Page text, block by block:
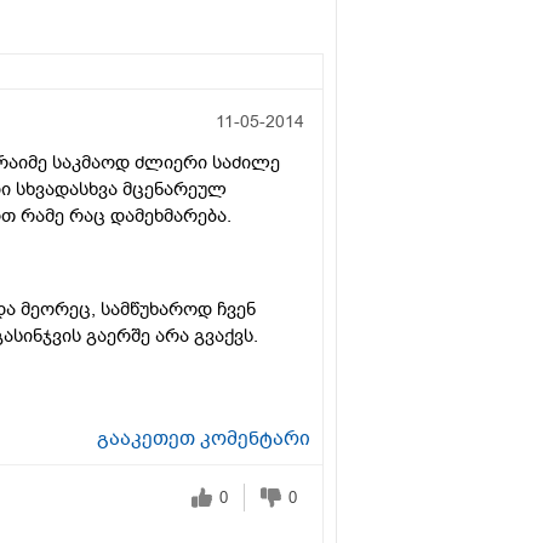
11-05-2014
საკმაოდ ძლიერი საძილე
სხვადასხვა მცენარეულ
რამე რაც დამეხმარება.
მეორეც, სამწუხაროდ ჩვენ
გაერშე არა გვაქვს.
გააკეთეთ კომენტარი
0 0